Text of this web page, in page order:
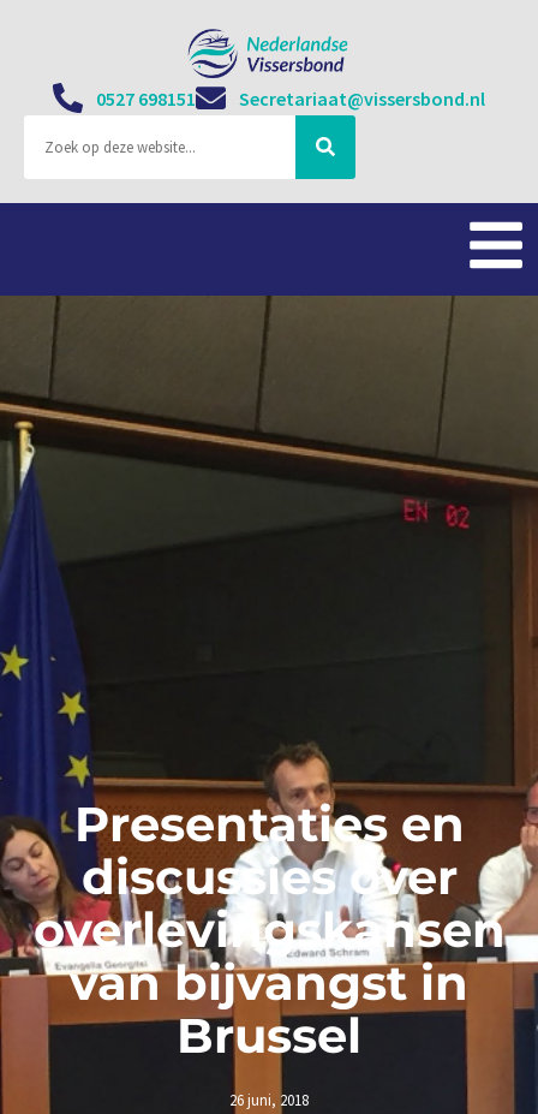
0527 698151 Secretariaat@vissersbond.nl
Presentaties en
discussies over
overlevingskansen
van bijvangst in
Brussel
26 juni, 2018